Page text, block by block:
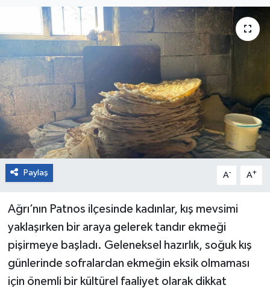
Paylaş A- A+
Ağrı’nın Patnos ilçesinde kadınlar, kış mevsimi
yaklaşırken bir araya gelerek tandır ekmeği
pişirmeye başladı. Geleneksel hazırlık, soğuk kış
günlerinde sofralardan ekmeğin eksik olmaması
için önemli bir kültürel faaliyet olarak dikkat
Haber Arşivi